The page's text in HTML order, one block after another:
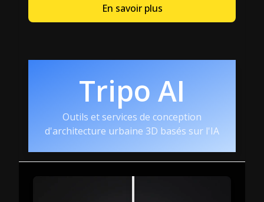
En savoir plus
Tripo AI
Outils et services de conception
d'architecture urbaine 3D basés sur l'IA